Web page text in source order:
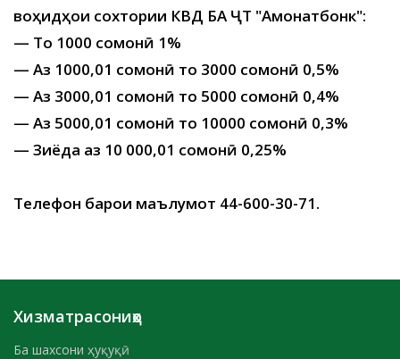
воҳидҳои сохтории КВД БА ҶТ "Амонатбонк":
— То 1000 сомонӣ 1%
— Аз 1000,01 сомонӣ то 3000 сомонӣ 0,5%
— Аз 3000,01 сомонӣ то 5000 сомонӣ 0,4%
— Аз 5000,01 сомонӣ то 10000 сомонӣ 0,3%
— Зиёда аз 10 000,01 сомонӣ 0,25%
Телефон барои маълумот 44-600-30-71.
Хизматрасониҳо
Ба шахсони ҳуқуқӣ